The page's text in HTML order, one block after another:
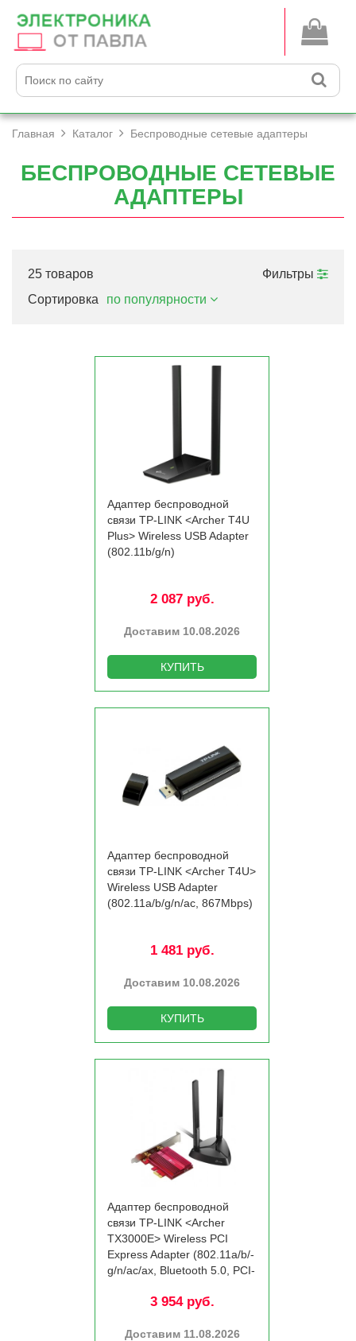
Главная Каталог Беспроводные сетевые адаптеры
БЕСПРОВОДНЫЕ СЕТЕВЫЕ
АДАПТЕРЫ
25 товаров
Фильтры
Сортировка
по популярности
Адаптер беспроводной
связи TP-LINK <Archer T4U
Plus> Wireless USB Adapter
(802.11b/­g/­n)
2 087 руб.
Доставим 10.08.2026
КУПИТЬ
Адаптер беспроводной
связи TP-LINK <Archer T4U>
Wireless USB Adapter
(802.11a/­b/­g/­n/­ac, 867Mbps)
1 481 руб.
Доставим 10.08.2026
КУПИТЬ
Адаптер беспроводной
связи TP-LINK <Archer
TX3000E> Wireless PCI
Express Adapter (802.11a/­b/­
g/­n/­ac/­ax, Bluetooth 5.0, PCI-
3 954 руб.
Доставим 11.08.2026